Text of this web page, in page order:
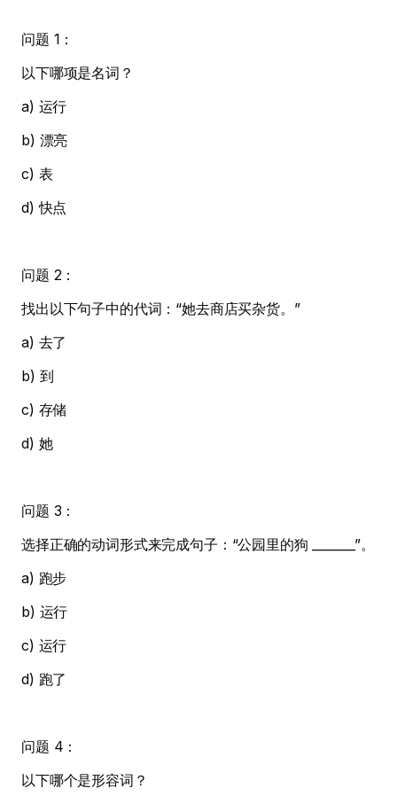
问题 1：
以下哪项是名词？
a) 运行
b) 漂亮
c) 表
d) 快点
问题 2：
找出以下句子中的代词：“她去商店买杂货。”
a) 去了
b) 到
c) 存储
d) 她
问题 3：
选择正确的动词形式来完成句子：“公园里的狗 _______”。
a) 跑步
b) 运行
c) 运行
d) 跑了
问题 4：
以下哪个是形容词？